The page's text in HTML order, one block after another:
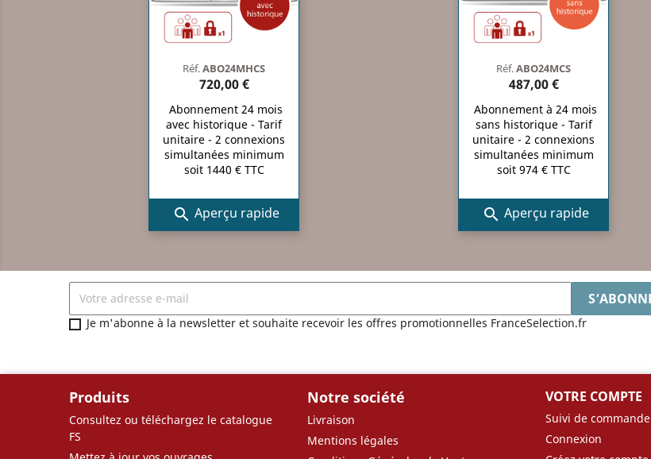
Réf.ABO24MHCS
720,00 €
Abonnement 24 mois
avec historique - Tarif
unitaire - 2 connexions
simultanées minimum
soit 1440 € TTC
 Aperçu rapide
Réf.ABO24MCS
487,00 €
Abonnement à 24 mois
sans historique - Tarif
unitaire - 2 connexions
simultanées minimum
soit 974 € TTC
 Aperçu rapide
Je m'abonne à la newsletter et souhaite recevoir les offres promotionnelles FranceSelection.fr
Produits
Consultez ou téléchargez le catalogue
FS
Notre société
Livraison
Mentions légales
VOTRE COMPTE
Suivi de commande
Connexion